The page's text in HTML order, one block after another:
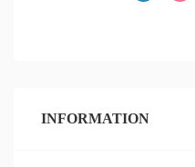
INFORMATION